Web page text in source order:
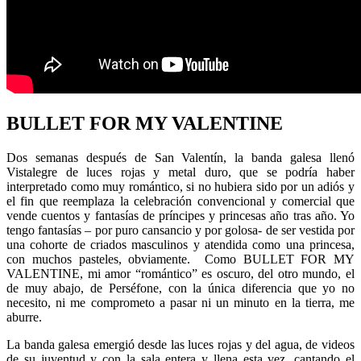
BULLET FOR MY VALENTINE
Dos semanas después de San Valentín, la banda galesa llenó
Vistalegre de luces rojas y metal duro, que se podría haber
interpretado como muy romántico, si no hubiera sido por un adiós y
el fin que reemplaza la celebración convencional y comercial que
vende cuentos y fantasías de príncipes y princesas año tras año. Yo
tengo fantasías – por puro cansancio y por golosa- de ser vestida por
una cohorte de criados masculinos y atendida como una princesa,
con muchos pasteles, obviamente. Como BULLET FOR MY
VALENTINE, mi amor “romántico” es oscuro, del otro mundo, el
de muy abajo, de Perséfone, con la única diferencia que yo no
necesito, ni me comprometo a pasar ni un minuto en la tierra, me
aburre.
La banda galesa emergió desde las luces rojas y del agua, de videos